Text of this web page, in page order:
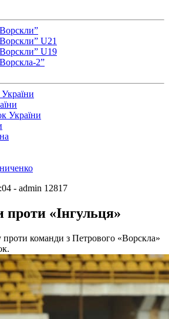
U21
U19
2”
України
- admin 12817
«Інгульця»
проти команди з Петрового «Ворскла»